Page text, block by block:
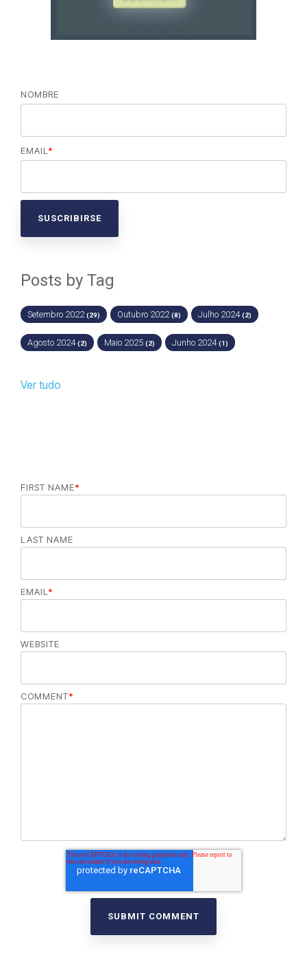
NOMBRE
EMAIL *
Posts by Tag
Setembro 2022 (29) Outubro 2022 (8) Julho 2024(2)
Agosto 2024(2) Maio 2025 (2) Junho 2024(1)
Ver tudo
FIRST NAME*
LAST NAME
EMAIL *
WEBSITE
COMMENT*